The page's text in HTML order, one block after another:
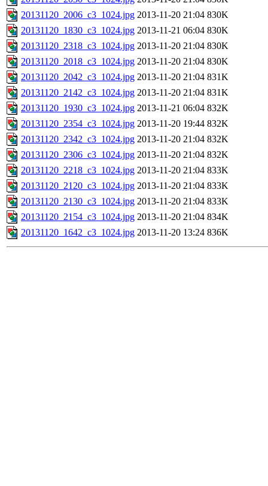
20131120_2006_c3_1024.jpg 2013-11-20 21:04 830K
20131120_1830_c3_1024.jpg 2013-11-21 06:04 830K
20131120_2318_c3_1024.jpg 2013-11-20 21:04 830K
20131120_2018_c3_1024.jpg 2013-11-20 21:04 830K
20131120_2042_c3_1024.jpg 2013-11-20 21:04 831K
20131120_2142_c3_1024.jpg 2013-11-20 21:04 831K
20131120_1930_c3_1024.jpg 2013-11-21 06:04 832K
20131120_2354_c3_1024.jpg 2013-11-20 19:44 832K
20131120_2342_c3_1024.jpg 2013-11-20 21:04 832K
20131120_2306_c3_1024.jpg 2013-11-20 21:04 832K
20131120_2218_c3_1024.jpg 2013-11-20 21:04 833K
20131120_2120_c3_1024.jpg 2013-11-20 21:04 833K
20131120_2130_c3_1024.jpg 2013-11-20 21:04 833K
20131120_2154_c3_1024.jpg 2013-11-20 21:04 834K
20131120_1642_c3_1024.jpg 2013-11-20 13:24 836K